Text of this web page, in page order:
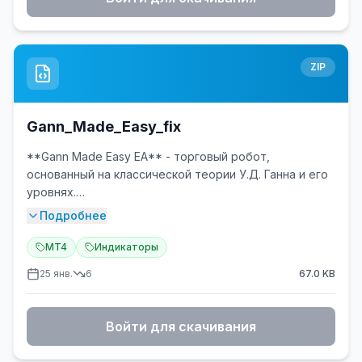
✅ Оповещения и уведомления
✅ Слой интеллектуального отображения трендовZIP
Gann_Made_Easy_fix
**Gann Made Easy EA** - торговый робот,
основанный на классической теории У.Д. Ганна и его
уровнях.
- **Таймфреймы:** H1, H4, D1
- **Валютные пары:** Все основные (EURUSD,
GBPUSD, USDJPY, AUDUSD)
- **Минимальный депозит:** $300
Подробнее
MT4 Индикаторы
25 янв. 6 67.0 KB
Войти для скачивания